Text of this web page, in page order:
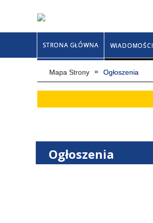
STRONA GŁÓWNA WIADOMOŚCI
Mapa Strony Ogłoszenia
Ogłoszenia